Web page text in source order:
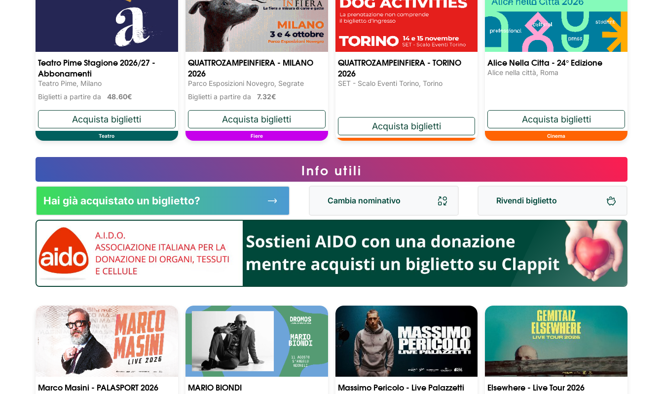
Teatro Pime Stagione 2026/27 -
Abbonamenti
Teatro Pime, Milano
Biglietti a partire da 48.60€
Teatro
QUATTROZAMPEINFIERA - MILANO
2026
Parco Esposizioni Novegro, Segrate
Biglietti a partire da 7.32€
Fiere
QUATTROZAMPEINFIERA - TORINO
2026
SET - Scalo Eventi Torino, Torino
Alice Nella Citta - 24° Edizione
Alice nella città, Roma
Cinema
Marco Masini - PALASPORT 2026 MARIO BIONDI Massimo Pericolo - Live Palazzetti Elsewhere - Live Tour 2026
Info utili
Hai già acquistato un biglietto? Cambia nominativo Rivendi biglietto